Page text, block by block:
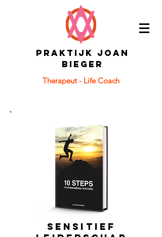
PRAKTIJK JOAN
BIEGER
Therapeut - Life Coach
In 7 stappen een gezonde relatie met jezelf
& anderen
Sensitief